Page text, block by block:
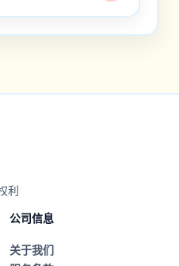
利
公司信息
关于我们